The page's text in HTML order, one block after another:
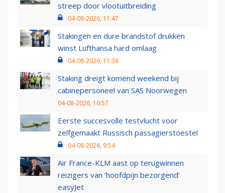
streep door vlootuitbreiding
04-08-2026, 11:47
Stakingen en dure brandstof drukken
winst Lufthansa hard omlaag
04-08-2026, 11:38
Staking dreigt komend weekend bij
cabinepersoneel van SAS Noorwegen
04-08-2026, 10:57
Eerste succesvolle testvlucht voor
zelfgemaakt Russisch passagierstoestel
04-08-2026, 9:54
Air France-KLM aast op terugwinnen
reizigers van ‘hoofdpijn bezorgend’
easyJet